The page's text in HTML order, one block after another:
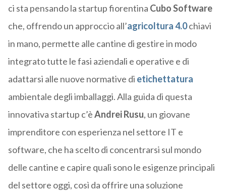
ci sta pensando la startup fiorentina Cubo Software
che, offrendo un approccio all’agricoltura 4.0chiavi
in mano, permette alle cantine di gestire in modo
integrato tutte le fasi aziendali e operative e di
adattarsi alle nuove normative di etichettatura
ambientale degli imballaggi. Alla guida di questa
innovativa startup c’èAndrei Rusu, un giovane
imprenditore con esperienza nel settore IT e
software, che ha scelto di concentrarsi sul mondo
delle cantine e capire quali sono le esigenze principali
del settore oggi, così da offrire una soluzione